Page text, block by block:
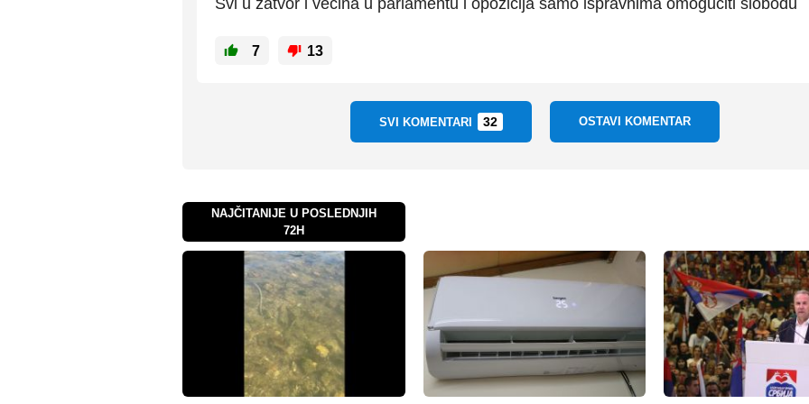
Svi u zatvor i vecina u parlamentu i opozicija samo ispravnima omoguciti slobodu
7 13
SVI KOMENTARI 32 OSTAVI KOMENTAR
NAJČITANIJE U POSLEDNJIH
72H